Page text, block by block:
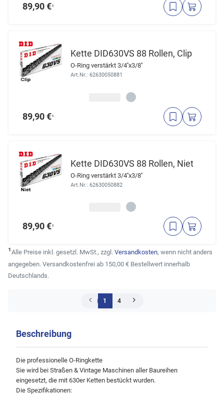
89,90 €¹
Kette DID630VS 88 Rollen, Clip
O-Ring verstärkt 3/4''x3/8''
Art.Nr.: 62630050881
89,90 €¹
Kette DID630VS 88 Rollen, Niet
O-Ring verstärkt 3/4''x3/8''
Art.Nr.: 62630050882
89,90 €¹
¹Alle Preise inkl. gesetzl. MwSt., zzgl. Versandkosten, wenn nicht anders
angegeben. Versandkostenfrei ab 150,00 € Bestellwert innerhalb
Deutschlands.
1 4
Beschreibung
Die professionelle O-Ringkette
Sie wird bei Straßen & Vintage Maschinen aller Baureihen
eingesetzt, die mit 630er Ketten bestückt wurden.
Die Spezifikationen: